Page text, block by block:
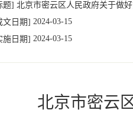
题] 北京市密云区人民政府关于做
文日期] 2024-03-15
施日期] 2024-03-15
北京市密云